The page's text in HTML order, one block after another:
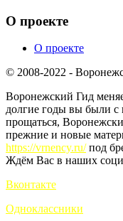
О проекте
О проекте
© 2008-2022 -
Воронежский Гид
долгие годы вы были
прощаться,
прежние и новые
https://vrnency.ru/под
Ждём Вас в наших
Вконтакте
Одноклассники